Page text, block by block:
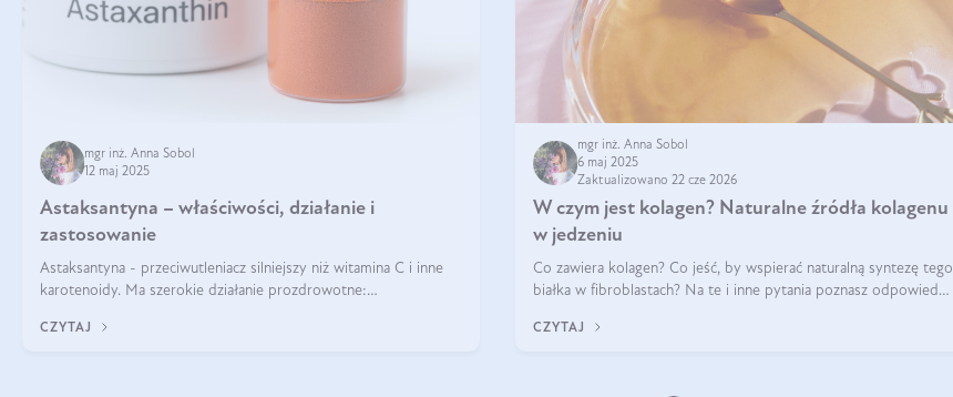
mgr inż. Anna Sobol
12 maj 2025
Astaksantyna – właściwości, działanie i
zastosowanie
Astaksantyna - przeciwutleniacz silniejszy niż witamina C i inne
karotenoidy. Ma szerokie działanie prozdrowotne:
CZYTAJ
mgr inż. Anna Sobol
6 maj 2025
Zaktualizowano 22 cze 2026
W czym jest kolagen? Naturalne źródła kolagenu
w jedzeniu
Co zawiera kolagen? Co jeść, by wspierać naturalną syntezę tego
białka w fibroblastach? Na te i inne pytania poznasz odpowiedź
CZYTAJ